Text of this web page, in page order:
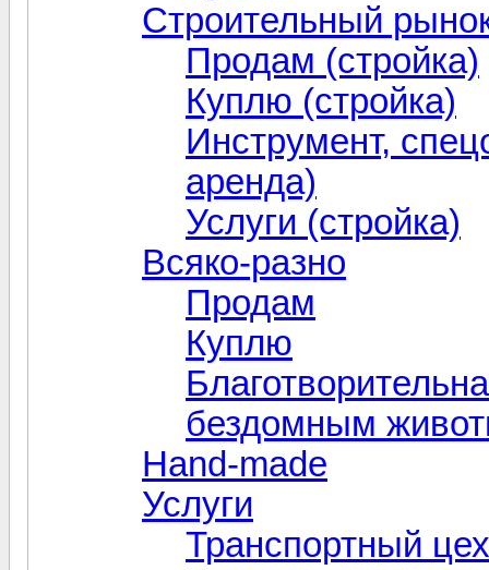
Строительный
Продам (стройка)
Куплю (стройка)
Инструмент,
аренда)
Услуги (стройка)
Всяко-разно
Продам
Куплю
бездомным
Hand-made
Услуги
Транспортный цех